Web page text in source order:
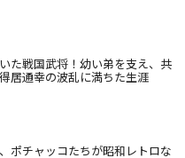
た戦国武将！幼い弟を支え、共
居通幸の波乱に満ちた生涯
ポチャッコたちが昭和レトロな